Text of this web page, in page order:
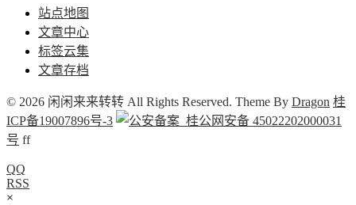
站点地图
文章中心
标签云集
文章存档
© 2026 闲闲来来转转 All Rights Reserved. Theme By Dragon 桂
ICP备19007896号-3
桂公网安备 45022202000031
号 ff
QQ
RSS
×